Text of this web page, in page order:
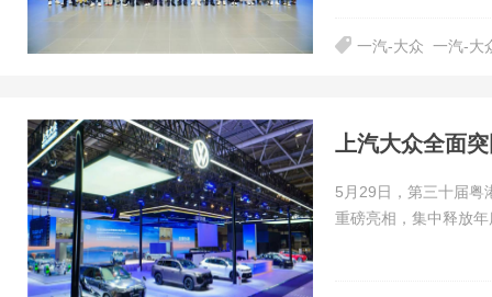
一汽-大众 一汽-大
上汽大众全面
5月29日，第三十届粤
重磅亮相，集中释放